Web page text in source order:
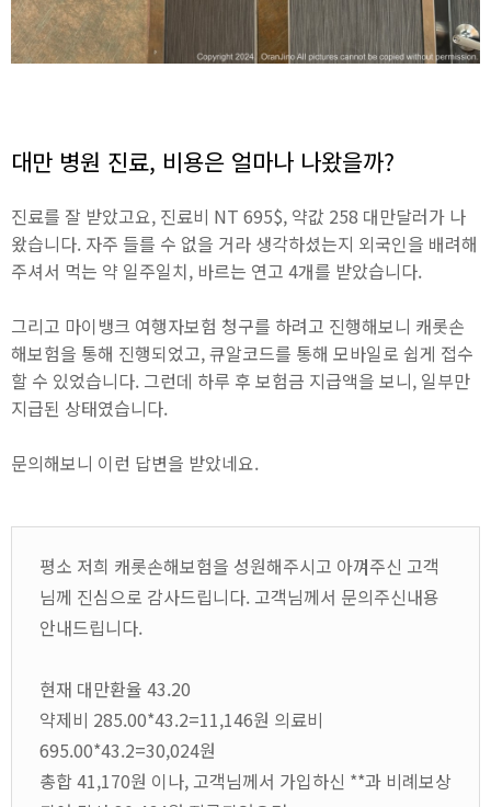
대만 병원 진료, 비용은 얼마나 나왔을까?
진료를 잘 받았고요, 진료비 NT 695$, 약값 258 대만달러가 나
왔습니다. 자주 들를 수 없을 거라 생각하셨는지 외국인을 배려해
주셔서 먹는 약 일주일치, 바르는 연고 4개를 받았습니다.
그리고 마이뱅크 여행자보험 청구를 하려고 진행해보니 캐롯손
해보험을 통해 진행되었고, 큐알코드를 통해 모바일로 쉽게 접수
할 수 있었습니다. 그런데 하루 후 보험금 지급액을 보니, 일부만
지급된 상태였습니다.
문의해보니 이런 답변을 받았네요.
평소 저희 캐롯손해보험을 성원해주시고 아껴주신 고객
님께 진심으로 감사드립니다. 고객님께서 문의주신내용
안내드립니다.
현재 대만환율 43.20
약제비 285.00*43.2=11,146원 의료비
695.00*43.2=30,024원
총합 41,170원 이나, 고객님께서 가입하신 **과 비례보상